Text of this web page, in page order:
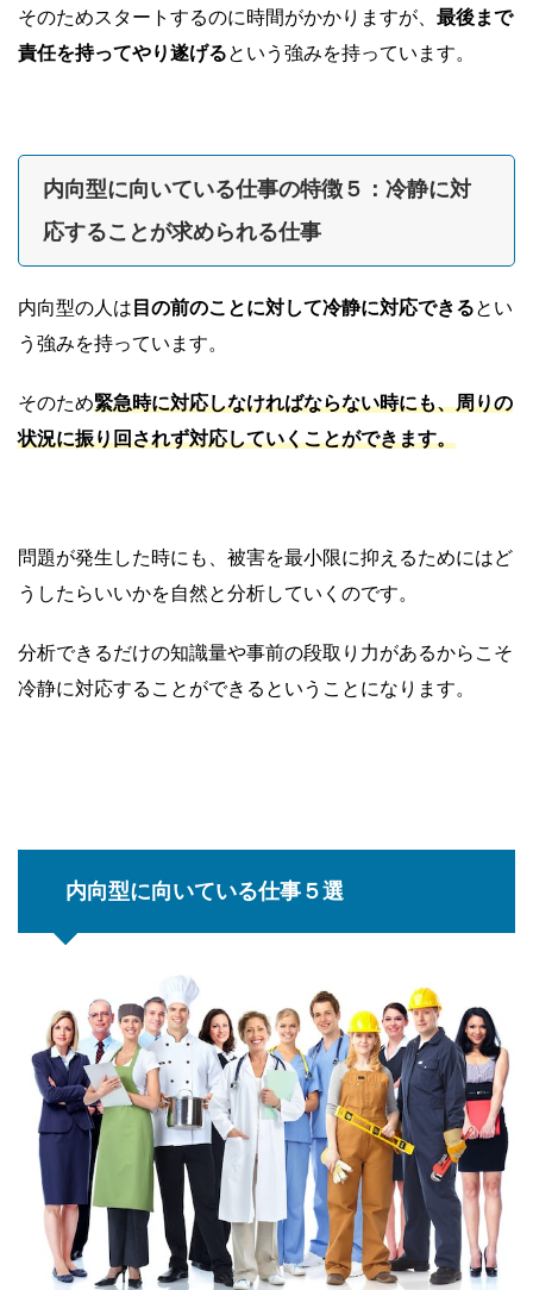
そのためスタートするのに時間がかかりますが、 最後まで
責任を持ってやり遂げるという強みを持っています。
内向型に向いている仕事の特徴５：冷静に対
応することが求められる仕事
内向型の人は 目の前のことに対して冷静に対応できるとい
う強みを持っています。
そのため緊急時に対応しなければならない時にも、周りの
状況に振り回されず対応していくことができます。
問題が発生した時にも、被害を最小限に抑えるためにはど
うしたらいいかを自然と分析していくのです。
分析できるだけの知識量や事前の段取り力があるからこそ
冷静に対応することができるということになります。
内向型に向いている仕事５選